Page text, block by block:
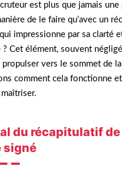
est plus que jamais
de le faire qu’avec un
impressionne par sa clarté
Cet élément, souvent
vers le sommet de
comment cela fonctionne
du récapitulatif de
signé